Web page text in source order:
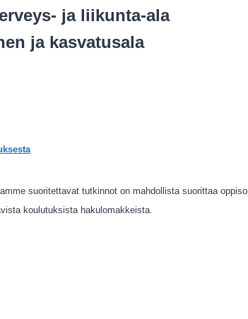
ja liikunta-ala
ja kasvatusala
suoritettavat tutkinnot on mahdollista suorittaa
koulutuksista hakulomakkeista.